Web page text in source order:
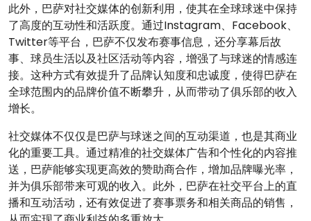
此外，巴萨对社交媒体的创新利用，使其在全球球迷中保持
了高度的互动性和活跃度。通过Instagram、Facebook、
Twitter等平台，巴萨不仅发布赛事信息，还分享幕后故
事、球员生活以及社区活动等内容，增强了与球迷的情感连
接。这种方式有效提升了品牌认知度和忠诚度，使得巴萨在
全球范围内的品牌价值不断攀升，从而带动了俱乐部的收入
增长。
社交媒体不仅仅是巴萨与球迷之间的互动渠道，也是其商业
化的重要工具。通过精准的社交媒体广告和个性化的内容推
送，巴萨能够实现更高效的赞助商合作，增加品牌曝光率，
并为俱乐部带来可观的收入。此外，巴萨在社交平台上的直
播和互动活动，还有效促进了赛事票务和相关商品的销售，